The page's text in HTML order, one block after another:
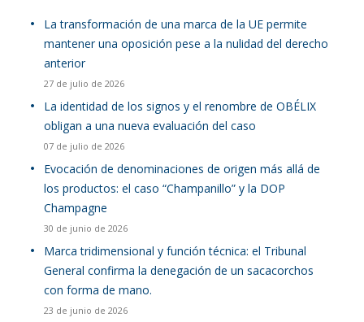
La transformación de una marca de la UE permite
mantener una oposición pese a la nulidad del derecho
anterior
27 de julio de 2026
La identidad de los signos y el renombre de OBÉLIX
obligan a una nueva evaluación del caso
07 de julio de 2026
Evocación de denominaciones de origen más allá de
los productos: el caso “Champanillo” y la DOP
Champagne
30 de junio de 2026
Marca tridimensional y función técnica: el Tribunal
General confirma la denegación de un sacacorchos
con forma de mano.
23 de junio de 2026